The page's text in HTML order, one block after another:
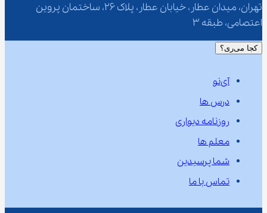
تهران، میدان عطار، خیابان عطار، پلاک 26، ساختمان پروین
اعتصامی، طبقه 3
کجا می‌ری؟
آی‌نو
درس ها
روزنامه دیواری
معلم ها
شما پرسیدین
تماس با ما